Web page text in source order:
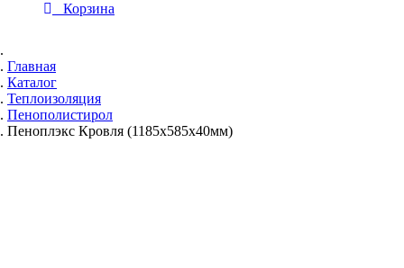
Корзина
Главная
Каталог
Теплоизоляция
Пенополистирол
Пеноплэкс Кровля (1185х585х40мм)